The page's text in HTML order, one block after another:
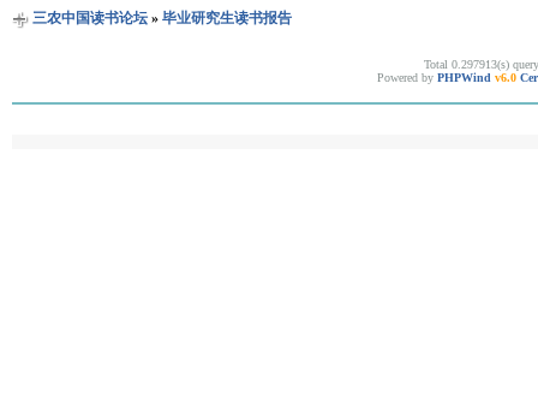
三农中国读书论坛» 毕业研究生读书报告
Total 0.297913(s)
Powered by PHPWind v6.0